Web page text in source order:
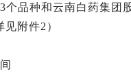
品种和云南白药集团
附件2）